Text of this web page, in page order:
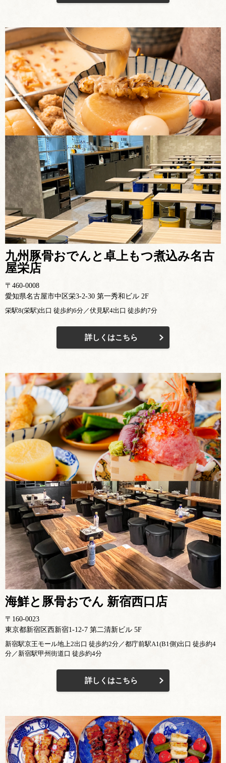
九州豚骨おでんと卓上もつ煮込み名古
屋栄店
〒460-0008
愛知県名古屋市中区栄3-2-30 第一秀和ビル 2F
栄駅8(栄駅)出口 徒歩約6分／伏見駅4出口 徒歩約7分
詳しくはこちら
海鮮と豚骨おでん 新宿西口店
〒160-0023
東京都新宿区西新宿1-12-7 第二清新ビル 5F
新宿駅京王モール地上2出口 徒歩約2分／都庁前駅A1(B1側)出口 徒歩約4
分／新宿駅甲州街道口 徒歩約4分
詳しくはこちら